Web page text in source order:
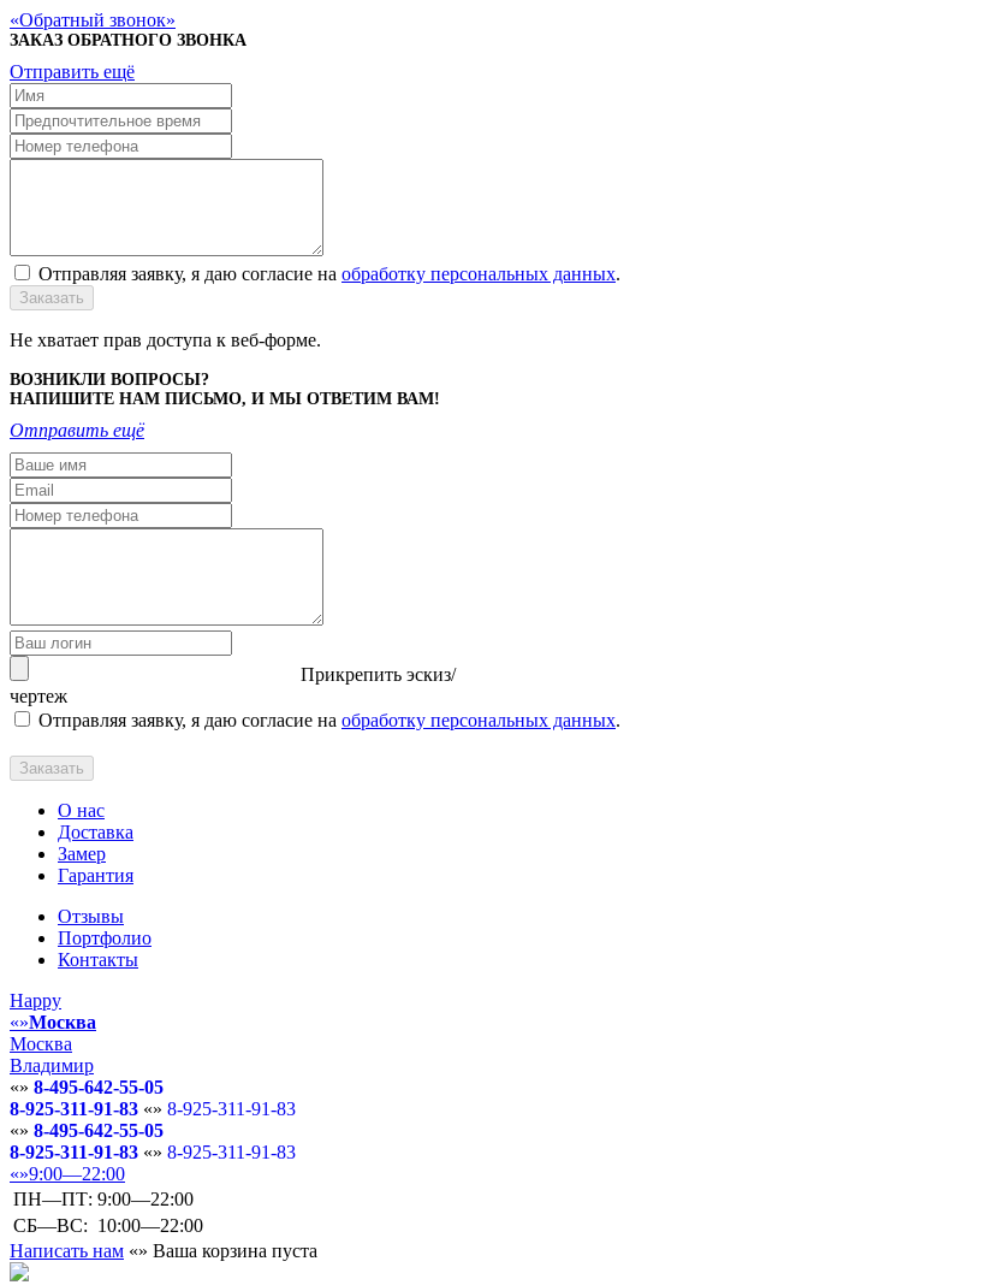
Обратный звонок
ЗАКАЗ ОБРАТНОГО ЗВОНКА
Отправить ещё
Отправляя заявку, я даю согласие на обработку персональных данных.
Заказать
Не хватает прав доступа к веб-форме.
ВОЗНИКЛИ ВОПРОСЫ?
НАПИШИТЕ НАМ ПИСЬМО, И МЫ ОТВЕТИМ ВАМ!
Отправить ещё
Прикрепить эскиз/
чертеж
Отправляя заявку, я даю согласие на обработку персональных данных.
Заказать
О нас
Доставка
Замер
Гарантия
Отзывы
Портфолио
Контакты
Happy
Москва
Москва
Владимир
8-495-642-55-05
8-925-311-91-83
8-925-311-91-83
8-495-642-55-05
8-925-311-91-83
8-925-311-91-83
9:00—22:00
ПН—ПТ: 9:00—22:00
СБ—ВС: 10:00—22:00
Написать нам
Ваша корзина пуста